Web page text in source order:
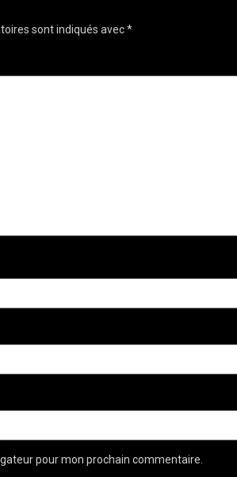
sont indiqués avec*
pour mon prochain commentaire.